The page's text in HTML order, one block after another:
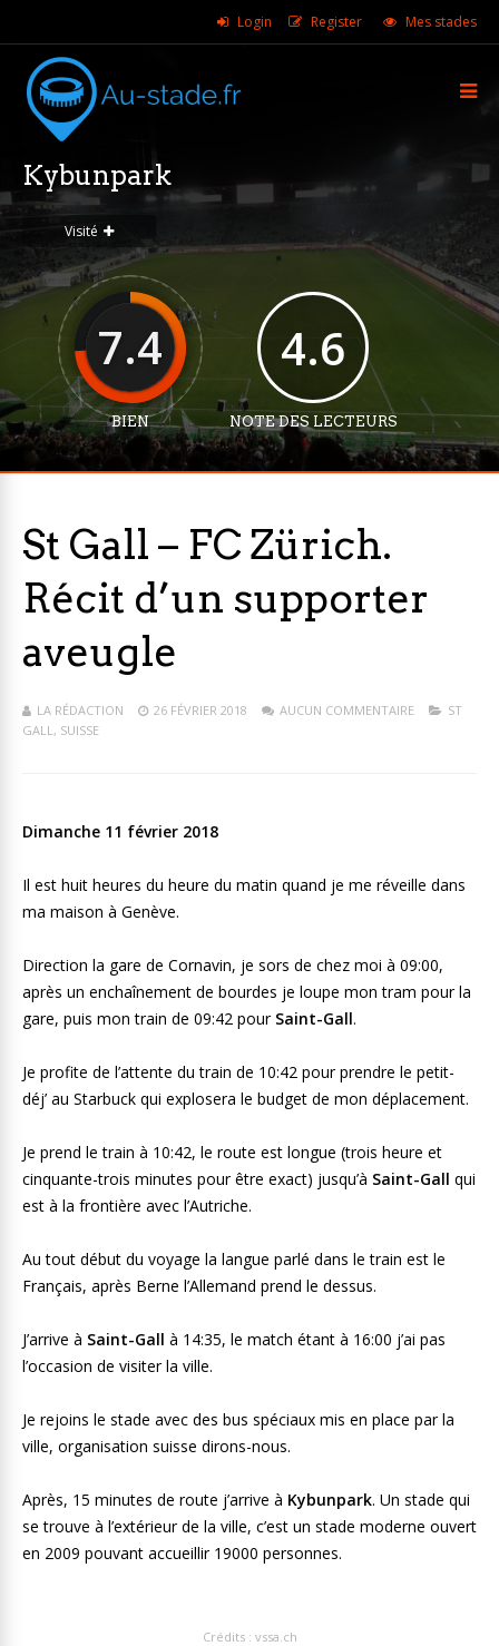
Login Register Mes stades
Kybunpark
Visité
7.4
BIEN
4.6
NOTE DES LECTEURS
St Gall – FC Zürich.
Récit d’un supporter
aveugle
LA RÉDACTION 26 FÉVRIER 2018 AUCUN COMMENTAIRE
ST
GALL, SUISSE
Dimanche 11 février 2018
Il est huit heures du heure du matin quand je me réveille dans
ma maison à Genève.
Direction la gare de Cornavin, je sors de chez moi à 09:00,
après un enchaînement de bourdes je loupe mon tram pour la
gare, puis mon train de 09:42 pour Saint-Gall.
Je profite de l’attente du train de 10:42 pour prendre le petit-
déj’ au Starbuck qui explosera le budget de mon déplacement.
Je prend le train à 10:42, le route est longue (trois heure et
cinquante-trois minutes pour être exact) jusqu’à Saint-Gall qui
est à la frontière avec l’Autriche.
Au tout début du voyage la langue parlé dans le train est le
Français, après Berne l’Allemand prend le dessus.
J’arrive à Saint-Gall à 14:35, le match étant à 16:00 j’ai pas
l’occasion de visiter la ville.
Je rejoins le stade avec des bus spéciaux mis en place par la
ville, organisation suisse dirons-nous.
Après, 15 minutes de route j’arrive à Kybunpark. Un stade qui
se trouve à l’extérieur de la ville, c’est un stade moderne ouvert
en 2009 pouvant accueillir 19000 personnes.
Crédits : vssa.ch